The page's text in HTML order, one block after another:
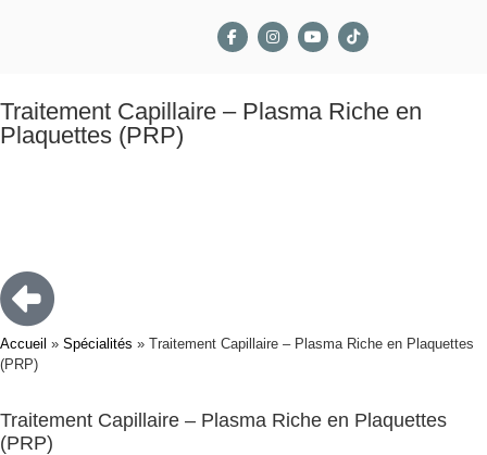
Traitement Capillaire – Plasma Riche en
Plaquettes (PRP)
Accueil » Spécialités » Traitement Capillaire – Plasma Riche en Plaquettes
(PRP)
Traitement Capillaire – Plasma Riche en Plaquettes
(PRP)